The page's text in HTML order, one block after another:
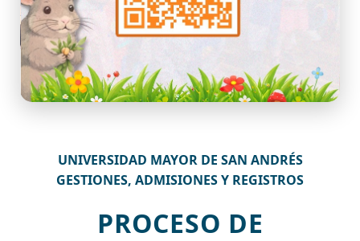
UNIVERSIDAD MAYOR DE SAN ANDRÉS
GESTIONES, ADMISIONES Y REGISTROS
PROCESO DE